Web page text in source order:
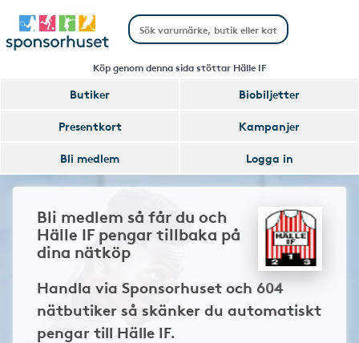
Köp genom denna sida stöttar Hälle IF
Butiker
Biobiljetter
Presentkort
Kampanjer
Bli medlem
Logga in
Bli medlem så får du och
Hälle IF pengar tillbaka på
dina nätköp
Handla via Sponsorhuset och 604
nätbutiker så skänker du automatiskt
pengar till Hälle IF.